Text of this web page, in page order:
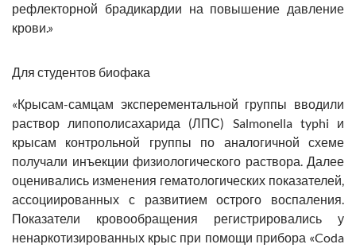
рефлекторной брадикардии на повышение давление
крови.»
Для студентов биофака
«Крысам-самцам эксперементальной группы вводили
раствор липополисахарида (ЛПС) Salmonella typhi и
крысам контрольной группы по аналогичной схеме
получали инъекции физиологического раствора. Далее
оценивались изменения гематологических показателей,
ассоциированных с развитием острого воспаления.
Показатели кровообращения регистрировались у
ненаркотизированных крыс при помощи прибора «Coda